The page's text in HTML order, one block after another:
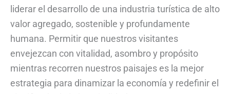
liderar el desarrollo de una industria turística de alto
valor agregado, sostenible y profundamente
humana. Permitir que nuestros visitantes
envejezcan con vitalidad, asombro y propósito
mientras recorren nuestros paisajes es la mejor
estrategia para dinamizar la economía y redefinir el